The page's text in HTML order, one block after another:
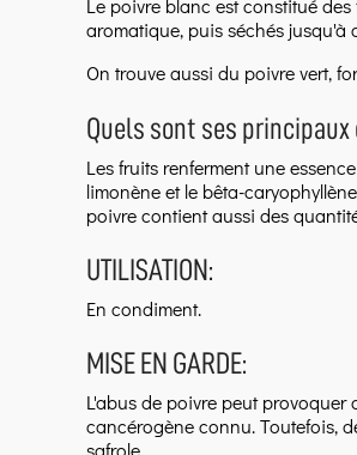
Le poivre blanc est constitué
aromatique, puis séchés jusqu'à
On trouve aussi du poivre vert,
Quels sont ses
Les fruits renferment une
limonène et le bêta-
poivre contient aussi des
UTILISATION:
En condiment.
MISE EN GARDE:
L'abus de poivre peut
cancérogène connu. Toutefois,